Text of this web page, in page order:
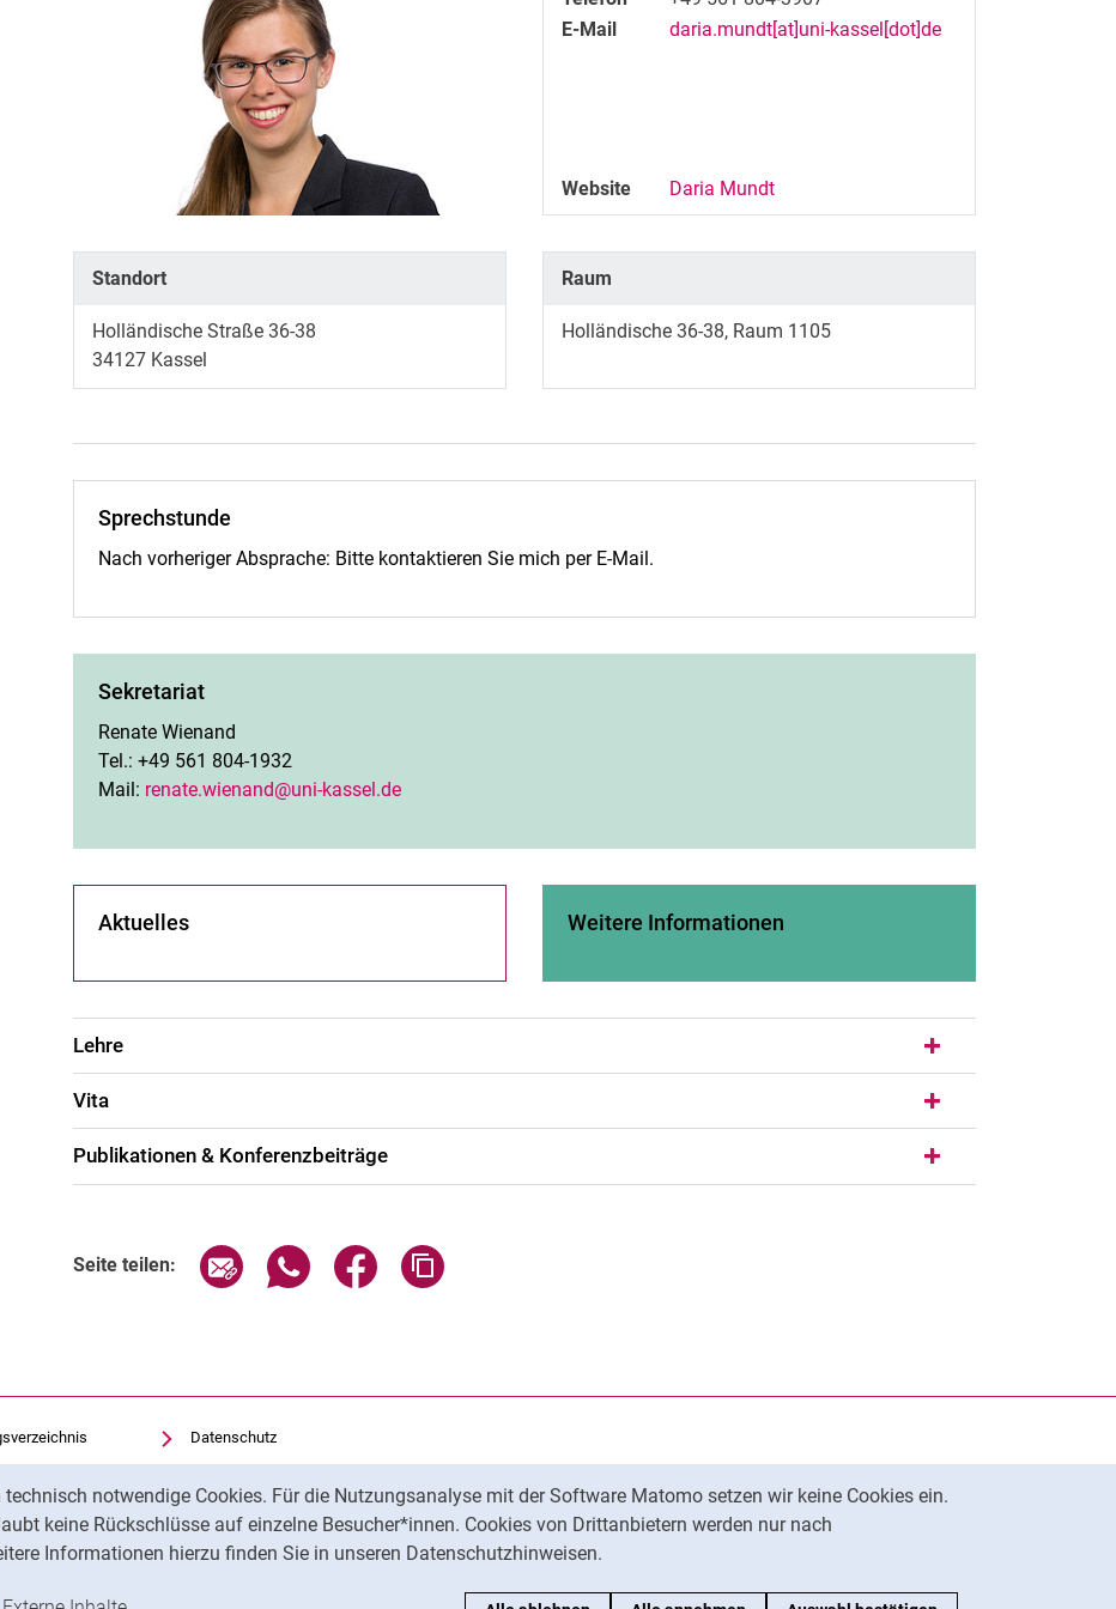
notwendige Cookies. Für die Nutzungsanalyse mit der Software Matomo setzen wir keine Cookies ein.
keine Rückschlüsse auf einzelne Besucher*innen. Cookies von Drittanbietern werden nur nach
Informationen hierzu finden Sie in unseren Datenschutzhinweisen.
E-Mail
daria.mundt[at]uni-kassel[dot]de
Website Daria Mundt
Standort
Holländische Straße 36-38
34127 Kassel
Raum
Holländische 36-38, Raum 1105
Sprechstunde
Nach vorheriger Absprache: Bitte kontaktieren Sie mich per E-Mail.
Sekretariat
Renate Wienand
Tel.: +49 561 804-1932
Mail: renate.wienand@uni-kassel.de
Aktuelles Weitere Informationen
Lehre
Vita
Publikationen & Konferenzbeiträge
Seite teilen: Seite über E-Mail teilen
Seite über WhatsApp teilen (externer Link, öffnet neues Fenster)
Seite über Facebook teilen (externer Link, öffnet neues Fenster)
Datenschutz
Barrierefreiheit
Transparenter KI-Einsatz
Impressum